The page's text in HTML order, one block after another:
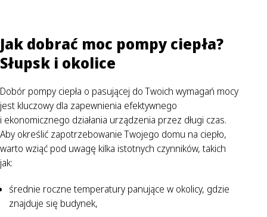
Jak dobrać moc pompy ciepła?
Słupsk i okolice
Dobór pompy ciepła o pasującej do Twoich wymagań mocy
jest kluczowy dla zapewnienia efektywnego
i ekonomicznego działania urządzenia przez długi czas.
Aby określić zapotrzebowanie Twojego domu na ciepło,
warto wziąć pod uwagę kilka istotnych czynników, takich
jak:
średnie roczne temperatury panujące w okolicy, gdzie
znajduje się budynek,